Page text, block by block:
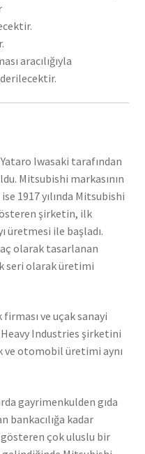
aracılığıyla
Iwasaki tarafından
Mitsubishi markasının
1917 yılında Mitsubishi
şirketin, ilk
üretmesi ile başladı.
olarak tasarlanan
seri olarak üretimi
ve uçak sanayi
Industries şirketini
ve otomobil üretimi aynı
gayrimenkulden gıda
bankacılığa kadar
çok uluslu bir